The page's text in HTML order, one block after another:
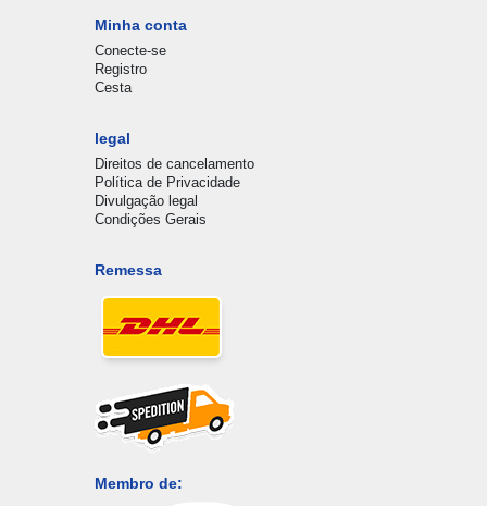
Minha conta
Conecte-se
Registro
Cesta
legal
Direitos de cancelamento
Política de Privacidade
Divulgação legal
Condições Gerais
Remessa
Membro de: